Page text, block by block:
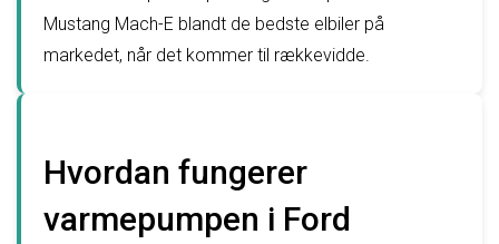
Mustang Mach-E blandt de bedste elbiler på
markedet, når det kommer til rækkevidde.
Hvordan fungerer
varmepumpen i Ford